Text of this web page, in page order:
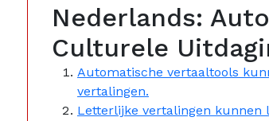
Nederlands:
Culturele
Automatische vertaaltools
vertalingen.
Letterlijke vertalingen kunnen